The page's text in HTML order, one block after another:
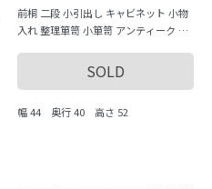
前桐 二段 小引出し キャビネット 小物
入れ 整理箪笥 小箪笥 アンティーク 骨
SOLD
幅 44 奥行 40 高さ 52